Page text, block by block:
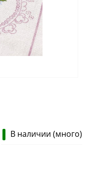
В наличии (много)